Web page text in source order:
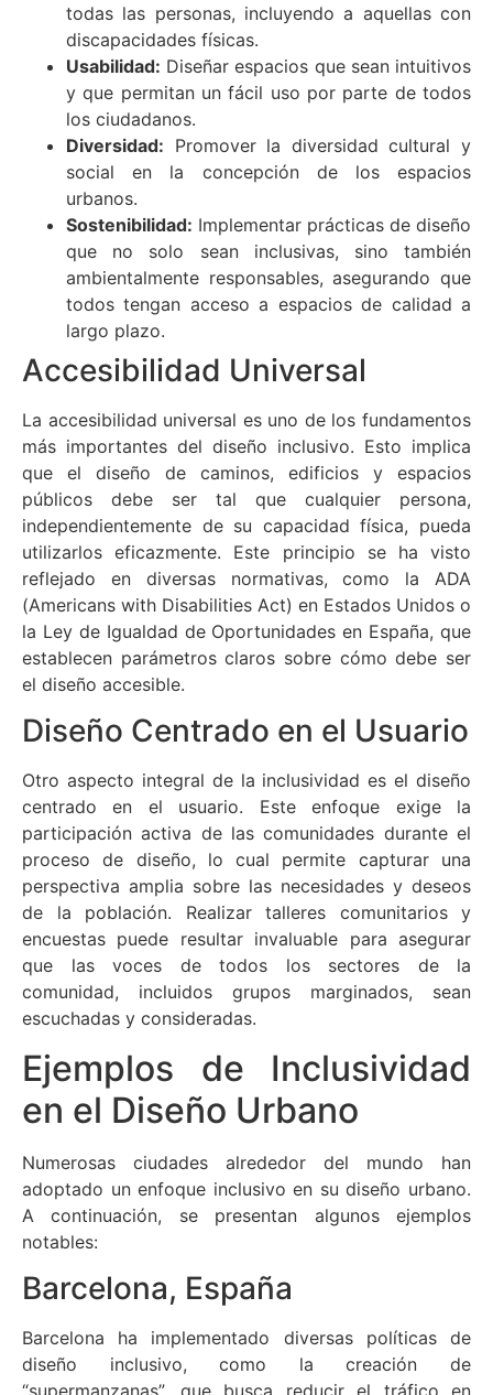
todas las personas, incluyendo a aquellas con
discapacidades físicas.
Usabilidad: Diseñar espacios que sean intuitivos
y que permitan un fácil uso por parte de todos
los ciudadanos.
Diversidad: Promover la diversidad cultural y
social en la concepción de los espacios
urbanos.
Sostenibilidad: Implementar prácticas de diseño
que no solo sean inclusivas, sino también
ambientalmente responsables, asegurando que
todos tengan acceso a espacios de calidad a
largo plazo.
Accesibilidad Universal
La accesibilidad universal es uno de los fundamentos
más importantes del diseño inclusivo. Esto implica
que el diseño de caminos, edificios y espacios
públicos debe ser tal que cualquier persona,
independientemente de su capacidad física, pueda
utilizarlos eficazmente. Este principio se ha visto
reflejado en diversas normativas, como la ADA
(Americans with Disabilities Act) en Estados Unidos o
la Ley de Igualdad de Oportunidades en España, que
establecen parámetros claros sobre cómo debe ser
el diseño accesible.
Diseño Centrado en el Usuario
Otro aspecto integral de la inclusividad es el diseño
centrado en el usuario. Este enfoque exige la
participación activa de las comunidades durante el
proceso de diseño, lo cual permite capturar una
perspectiva amplia sobre las necesidades y deseos
de la población. Realizar talleres comunitarios y
encuestas puede resultar invaluable para asegurar
que las voces de todos los sectores de la
comunidad, incluidos grupos marginados, sean
escuchadas y consideradas.
Ejemplos de Inclusividad
en el Diseño Urbano
Numerosas ciudades alrededor del mundo han
adoptado un enfoque inclusivo en su diseño urbano.
A continuación, se presentan algunos ejemplos
notables:
Barcelona, España
Barcelona ha implementado diversas políticas de
diseño inclusivo, como la creación de